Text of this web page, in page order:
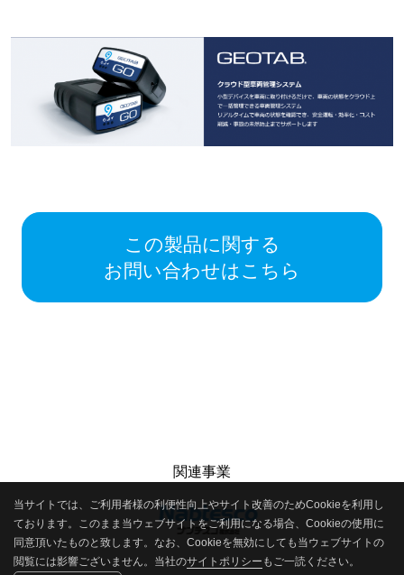
この製品に関する
お問い合わせはこちら
関連事業
当サイトでは、ご利用者様の利便性向上やサイト改善のためCookieを利用し
ております。このまま当ウェブサイトをご利用になる場合、Cookieの使用に
同意頂いたものと致します。なお、Cookieを無効にしても当ウェブサイトの
閲覧には影響ございません。当社のサイトポリシー もご一読ください。